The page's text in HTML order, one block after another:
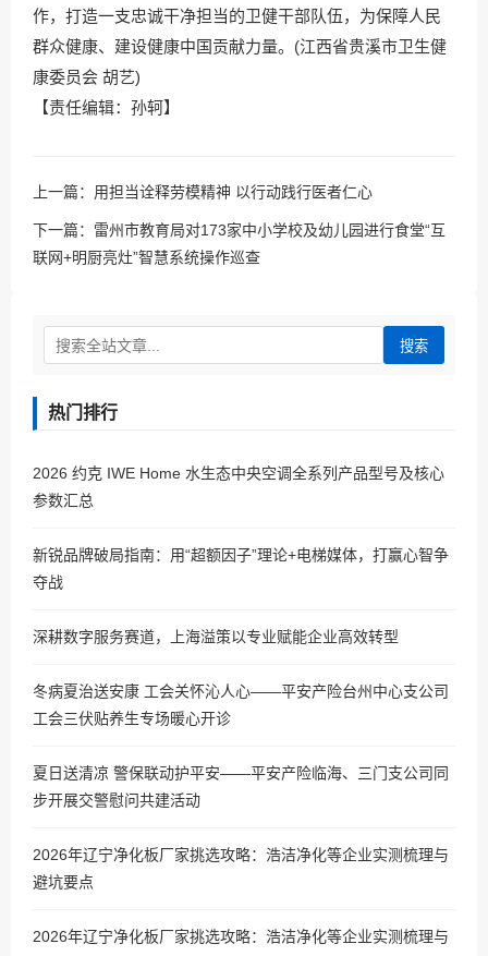
作，打造一支忠诚干净担当的卫健干部队伍，为保障人民
群众健康、建设健康中国贡献力量。(江西省贵溪市卫生健
康委员会 胡艺)
【责任编辑：孙轲】
上一篇： 用担当诠释劳模精神 以行动践行医者仁心
下一篇： 雷州市教育局对173家中小学校及幼儿园进行食堂“互
联网+明厨亮灶”智慧系统操作巡查
搜索
热门排行
2026 约克 IWE Home 水生态中央空调全系列产品型号及核心
参数汇总
新锐品牌破局指南：用“超额因子”理论+电梯媒体，打赢心智争
夺战
深耕数字服务赛道，上海溢策以专业赋能企业高效转型
冬病夏治送安康 工会关怀沁人心——平安产险台州中心支公司
工会三伏贴养生专场暖心开诊
夏日送清凉 警保联动护平安——平安产险临海、三门支公司同
步开展交警慰问共建活动
2026年辽宁净化板厂家挑选攻略：浩洁净化等企业实测梳理与
避坑要点
2026年辽宁净化板厂家挑选攻略：浩洁净化等企业实测梳理与